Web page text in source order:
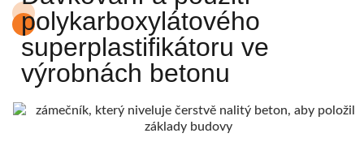
polykarboxylátového
superplastifikátoru ve
výrobnách betonu